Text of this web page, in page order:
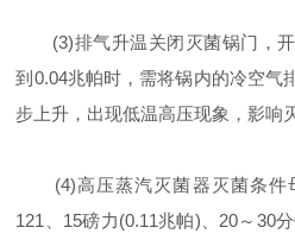
(3)排气升温关闭灭菌锅门，开
到0.04兆帕时，需将锅内的冷空气
步上升，出现低温高压现象，影响
(4)高压蒸汽灭菌器灭菌条件
121、15磅力(0.11兆帕)、20～30